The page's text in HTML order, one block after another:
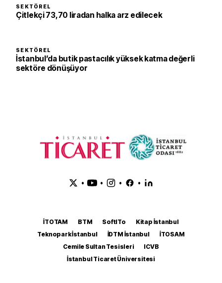
SEKTÖREL
Çitlekçi 73,70 liradan halka arz edilecek
SEKTÖREL
İstanbul’da butik pastacılık yüksek katma değerli
sektöre dönüşüyor
• • • •
İTOTAM BTM SoftITo
Kitap İstanbul
Teknopark İstanbul
İDTM İstanbul
İTOSAM
Cemile Sultan Tesisleri
ICVB
İstanbul Ticaret Üniversitesi